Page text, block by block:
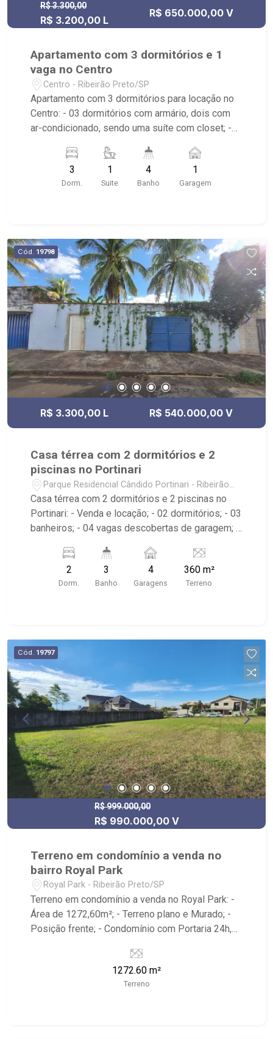
R$ 3.300,00
R$ 3.200,00 L
R$ 650.000,00 V
Apartamento com 3 dormitórios e 1
vaga no Centro
Centro - Ribeirão Preto/SP
Apartamento com 3 dormitórios para locação no
Centro: - 03 dormitórios com armário, dois com
ar-condicionado, sendo uma suíte com closet; -
vidro; - Lavabo; - Sala dois ambientes; - Sala de
jantar; - Ventilador de teto no imóvel; - Cozinha
planejada; - Despensa; - Varanda; - Escritório; -
de festas e academia; - Localizado próximo ao
Shopping Santa Úrsula, Bar do Nelson, Choperia
Pinguim e Hospital São Lucas.
3
Dorm.
1
Suite
4
Banho
1
Garagem
Cód. 19798
R$ 3.300,00 L R$ 540.000,00 V
Casa térrea com 2 dormitórios e 2
piscinas no Portinari
Parque Residencial Cândido Portinari - Ribeirão
Preto/SP
Casa térrea com 2 dormitórios e 2 piscinas no
Portinari: - Venda e locação; - 02 dormitórios; - 03
banheiros; - 04 vagas descobertas de garagem; -
Cozinha tradicional; - Varanda gourmet com
churrasqueira; - Quintal cimentado; - Edícula; -
Jardim com paisagismo; - 02 piscinas; - Mobília
2
Dorm.
3
Banho
4
Garagens
360 m²
Terreno
Cód. 19797
R$ 999.000,00
R$ 990.000,00 V
Terreno em condomínio a venda no
bairro Royal Park
Royal Park - Ribeirão Preto/SP
Terreno em condomínio a venda no Royal Park: -
Área de 1272,60m²; - Terreno plano e Murado; -
Posição frente; - Condomínio com Portaria 24h,
Tennis, Quadra de Tenis, Salão de Festas, Pista
de Caminhada, Espaço Kids e Playground; -
Localizado próximo ao Larão Beer & Steak House
1272.60 m²
Terreno